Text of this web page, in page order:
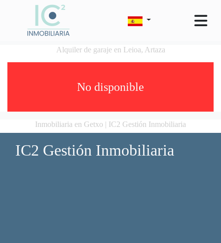
Alquiler de garaje en Leioa, Artaza
No disponible
Inmobiliaria en Getxo | IC2 Gestión Inmobiliaria
IC2 Gestión Inmobiliaria